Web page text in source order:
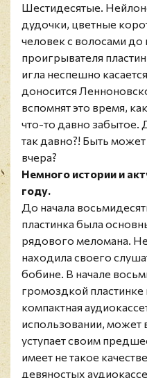
Шестидесятые.
дудочки, цветные
человек с волосами до
проигрывателя
игла неспешно
доносится
вспомнят это время,
что-то давно забытое.
так давно?! Быть
вчера?
Немного истории и
году.
До начала
пластинка была
рядового меломана.
находила своего
бобине. В начале
громоздкой
компактная
использовании, может
уступает своим
имеет не такое
девяностых